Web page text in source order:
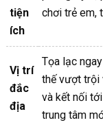
tiện
ích
chơi trẻ em,
Vị trí
đắc
địa
Tọa lạc
thế vượt trội
và kết nối
trung tâm